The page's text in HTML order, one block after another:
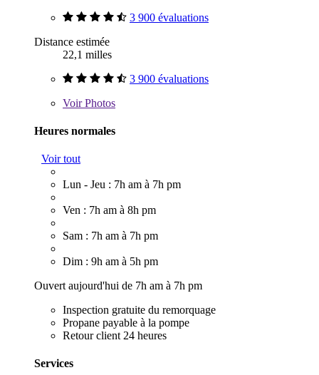
3 900 évaluations
Distance estimée
22,1 milles
3 900 évaluations
VoirPhotos
Heures normales
Voir tout
Lun - Jeu : 7h am à 7h pm
Ven : 7h am à 8h pm
Sam : 7h am à 7h pm
Dim : 9h am à 5h pm
Ouvert aujourd'hui de 7h am à 7h pm
Inspection gratuite du remorquage
Propane payable à la pompe
Retour client 24 heures
Services